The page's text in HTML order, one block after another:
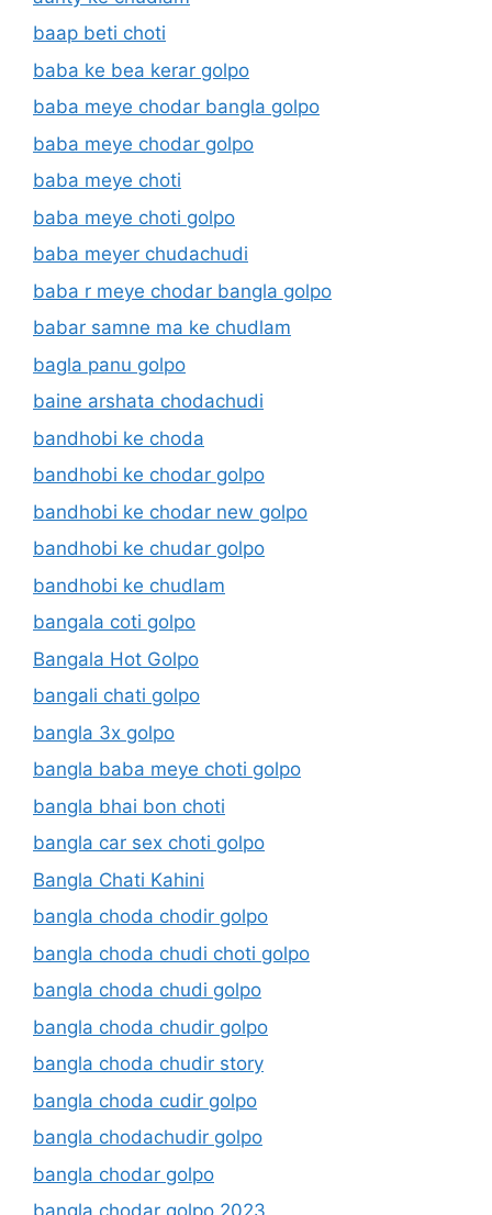
baap beti choti
baba ke bea kerar golpo
baba meye chodar bangla golpo
baba meye chodar golpo
baba meye choti
baba meye choti golpo
baba meyer chudachudi
baba r meye chodar bangla golpo
babar samne ma ke chudlam
bagla panu golpo
baine arshata chodachudi
bandhobi ke choda
bandhobi ke chodar golpo
bandhobi ke chodar new golpo
bandhobi ke chudar golpo
bandhobi ke chudlam
bangala coti golpo
Bangala Hot Golpo
bangali chati golpo
bangla 3x golpo
bangla baba meye choti golpo
bangla bhai bon choti
bangla car sex choti golpo
Bangla Chati Kahini
bangla choda chodir golpo
bangla choda chudi choti golpo
bangla choda chudi golpo
bangla choda chudir golpo
bangla choda chudir story
bangla choda cudir golpo
bangla chodachudir golpo
bangla chodar golpo
bangla chodar golpo 2023